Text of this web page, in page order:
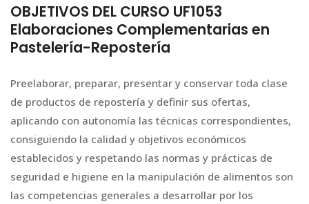
OBJETIVOS DEL CURSO UF1053
Elaboraciones Complementarias en
Pastelería-Repostería
Preelaborar, preparar, presentar y conservar toda clase
de productos de repostería y definir sus ofertas,
aplicando con autonomía las técnicas correspondientes,
consiguiendo la calidad y objetivos económicos
establecidos y respetando las normas y prácticas de
seguridad e higiene en la manipulación de alimentos son
las competencias generales a desarrollar por los